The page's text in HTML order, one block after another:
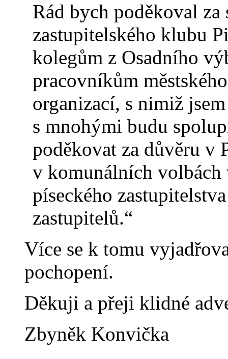
Rád bych poděkoval
zastupitelského klubu
kolegům z Osadního
pracovníkům
organizací, s nimiž
s mnohými budu
poděkovat za důvěru
v komunálních volbách
píseckého
zastupitelů.“
Více se k tomu
pochopení.
Děkuji a přeji klidné
Zbyněk Konvička